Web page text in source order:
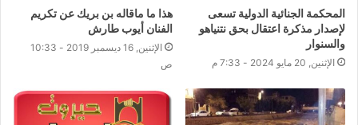
المحكمة الجنائية الدولية تسعى
لإصدار مذكرة اعتقال بحق نتنياهو
والسنوار
الإثنين, 20 مايو 2024 - 7:33 م
هذا ما ماقاله بن بريك عن تكريم
الفنان أيوب طارش
الإثنين, 16 ديسمبر 2019 - 10:33
ص